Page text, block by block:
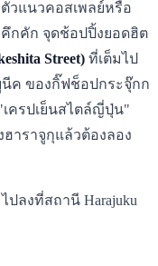
วแนวคอสเพลย์หรือ
กคัก จุดช้อปปิ้งยอดฮิต
Street) ที่เต็มไป
นีค ของกิ๊ฟช็อปกระจุ๊กก
ครปเย็นสไตล์ญี่ปุ่น"
าราจูกุแล้วต้องลอง
ไปลงที่สถานี Harajuku